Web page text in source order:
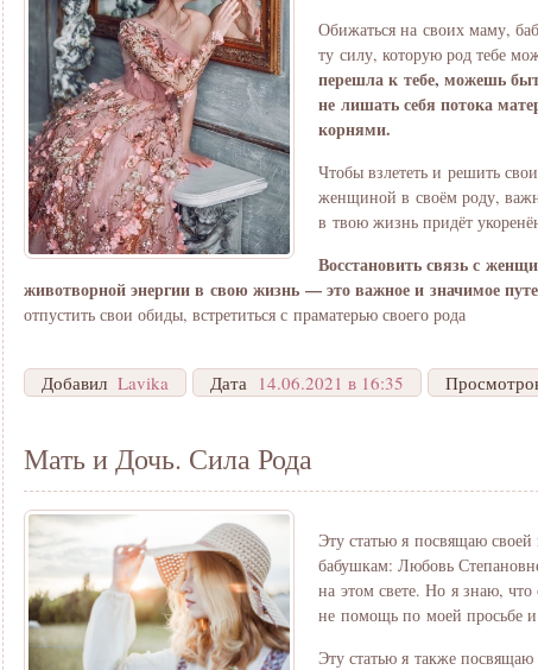
Обижаться на своих маму,
ту силу, которую род тебе
перешла к тебе, можешь
не лишать себя потока
корнями.
Чтобы взлететь и решить
женщиной в своём роду,
в твою жизнь придёт
Восстановить связь с
животворной энергии в свою жизнь — это важное и значимое
отпустить свои обиды, встретиться с праматерью своего рода
Добавил Lavika Дата 14.06.2021 в 16:35
Мать и Дочь. Сила Рода
Эту статью я посвящаю
бабушкам: Любовь
на этом свете. Но я знаю,
не помощь по моей просьбе
Эту статью я также